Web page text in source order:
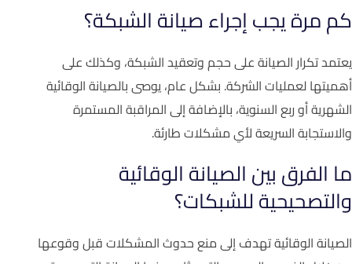
كم مرة يجب إجراء صيانة الشبكة؟
يعتمد تكرار الصيانة على حجم وتعقيد الشبكة، وكذلك على
أهميتها لعمليات الشركة. بشكل عام، يوصى بالصيانة الوقائية
الشهرية أو ربع السنوية، بالإضافة إلى المراقبة المستمرة
والاستجابة السريعة لأي مشكلات طارئة.
ما الفرق بين الصيانة الوقائية
والتصحيحية للشبكات؟
الصيانة الوقائية تهدف إلى منع حدوث المشكلات قبل وقوعها